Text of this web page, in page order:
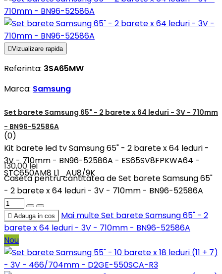
Vizualizare rapida
Referinta: 3SA65MW
Marca: Samsung
Set barete Samsung 65" - 2 barete x 64 leduri - 3V - 710mm
- BN96-52586A
(0)
Kit barete led tv Samsung 65" - 2 barete x 64 leduri -
3V - 710mm - BN96-52586A - ES65SV8FPKWA64 -
STC650AM8 L1_AU8/9K
130,00 lei
Caseta pentru cantitatea de Set barete Samsung 65"
- 2 barete x 64 leduri - 3V - 710mm - BN96-52586A
 Adauga in cos Mai multeSet barete Samsung 65" - 2
barete x 64 leduri - 3V - 710mm - BN96-52586A
Nou